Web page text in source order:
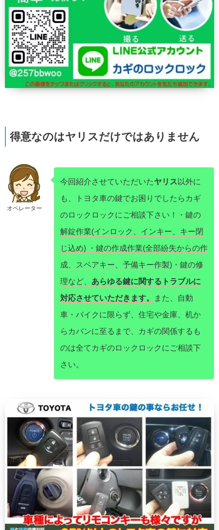
得意なのはヤリスだけではありません
オペレーター
今回紹介させていただいたヤリス 以外に
も、トヨタ車の鍵でお困りでしたらカギ
のロックロックにご相談下さい！
・鍵の
解錠作業(インロック、インキー、キー閉
じ込め) ・鍵の作成作業(全部紛失からの作
成、スペアキー、予備キー作製)・鍵の修
理など、 あらゆる鍵に関するトラブルに
対応させていただきます。
また、自動
車・バイクに限らず、住宅や金庫、机か
らカバンに至るまで、カギの関係するも
のは全てカギのロックロックにご相談下
さい。